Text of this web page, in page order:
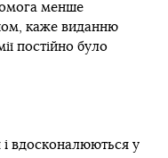
менше
каже виданню
постійно було
і вдосконалюються у